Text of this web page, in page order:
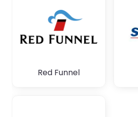
Red Funnel